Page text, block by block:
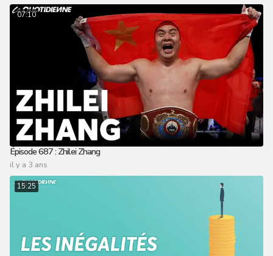
07:10
Épisode 687 : Zhilei Zhang
il y a 3 ans
15:25